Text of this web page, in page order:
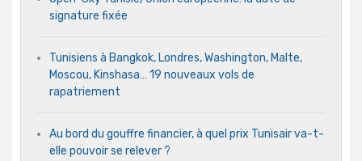
signature fixée
Tunisiens à Bangkok, Londres, Washington, Malte,
Moscou, Kinshasa… 19 nouveaux vols de
rapatriement
Au bord du gouffre financier, à quel prix Tunisair va-t-
elle pouvoir se relever ?